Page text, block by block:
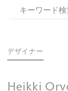
デザイナー
Heikki